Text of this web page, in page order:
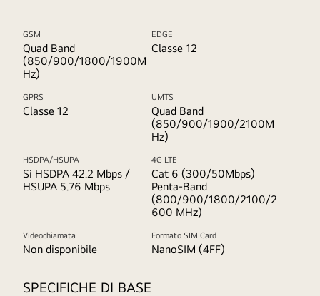
GSM
Quad Band
(850/900/1800/1900M
Hz)
EDGE
Classe 12
GPRS
Classe 12
UMTS
Quad Band
(850/900/1900/2100M
Hz)
HSDPA/HSUPA
Sì HSDPA 42.2 Mbps /
HSUPA 5.76 Mbps
4G LTE
Cat 6 (300/50Mbps)
Penta-Band
(800/900/1800/2100/2
600 MHz)
Videochiamata
Non disponibile
Formato SIM Card
NanoSIM (4FF)
SPECIFICHE DI BASE